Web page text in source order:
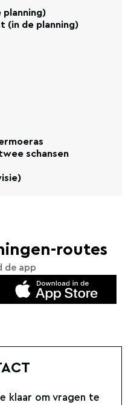
planning)
(in de planning)
schansen
routes
de app
klaar om vragen te